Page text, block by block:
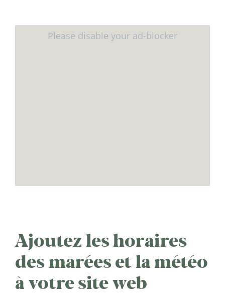
Ajoutez les horaires
des marées et la météo
à votre site web